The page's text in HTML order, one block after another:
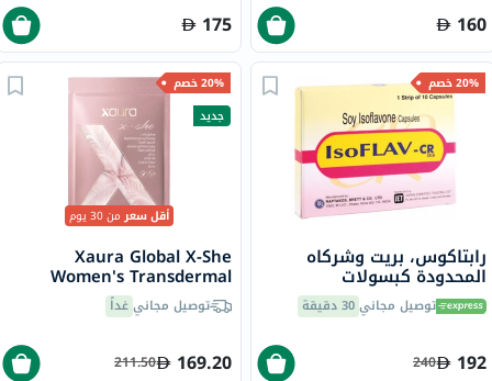
160
175
20% خصم
رابتاكوس، بريت وشركاه
المحدودة كبسولات
إيزوفلافون الصويا ، حزمه من
100 توصيل مجاني30 دقيقة
192
240
20% خصم
جديد
أقل سعرمن 30 يوم
Xaura Global X-She
Women's Transdermal
Patches - 30 Patches
توصيل مجانيغداً
169.20
211.50